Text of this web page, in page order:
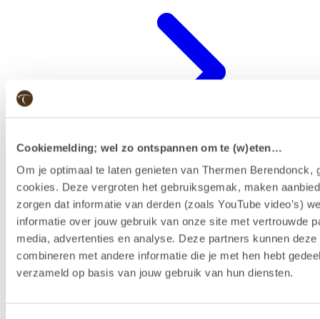
Cookiemelding; wel zo ontspannen om te (w)eten…
Om je optimaal te laten genieten van Thermen Berendonck,
cookies. Deze vergroten het gebruiksgemak, maken
zorgen dat informatie van derden (zoals YouTube video’s)
informatie over jouw gebruik van onze site met vertrouwde
media, advertenties en analyse. Deze partners kunnen deze
combineren met andere informatie die je met hen hebt
verzameld op basis van jouw gebruik van hun diensten.
Badenkaart kopen & reserveren